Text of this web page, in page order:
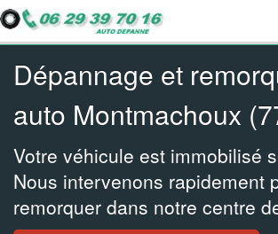
Dépannage et
auto Montmachoux
Votre véhicule est immobilisé
Nous intervenons rapidement
remorquer dans notre centre